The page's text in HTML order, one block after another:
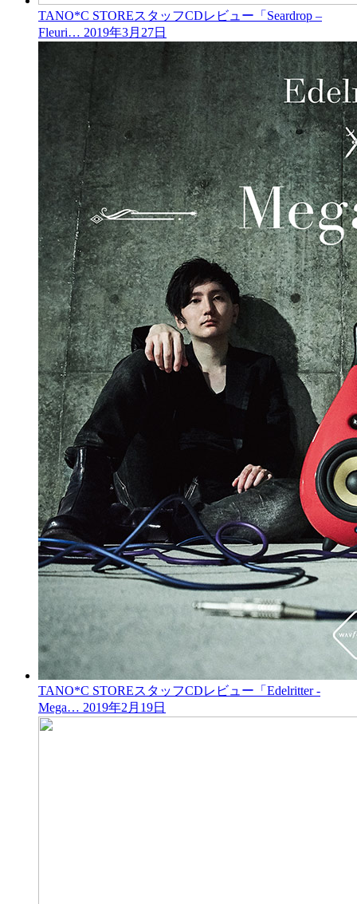
TANO*C STOREスタッフCDレビュー「Seardrop –
Fleuri… 2019年3月27日
TANO*C STOREスタッフCDレビュー「Edelritter -
Mega… 2019年2月19日